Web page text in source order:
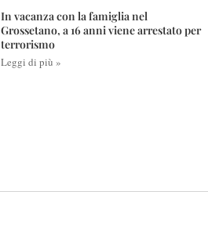
In vacanza con la famiglia nel
Grossetano, a 16 anni viene arrestato per
terrorismo
Leggi di più »